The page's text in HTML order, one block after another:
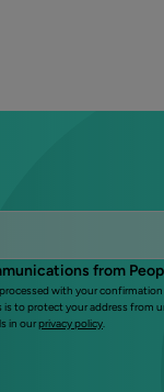
from
with your
to protect your address from
in ourprivacy policy.